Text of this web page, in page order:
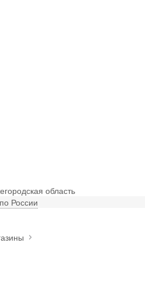
область
России